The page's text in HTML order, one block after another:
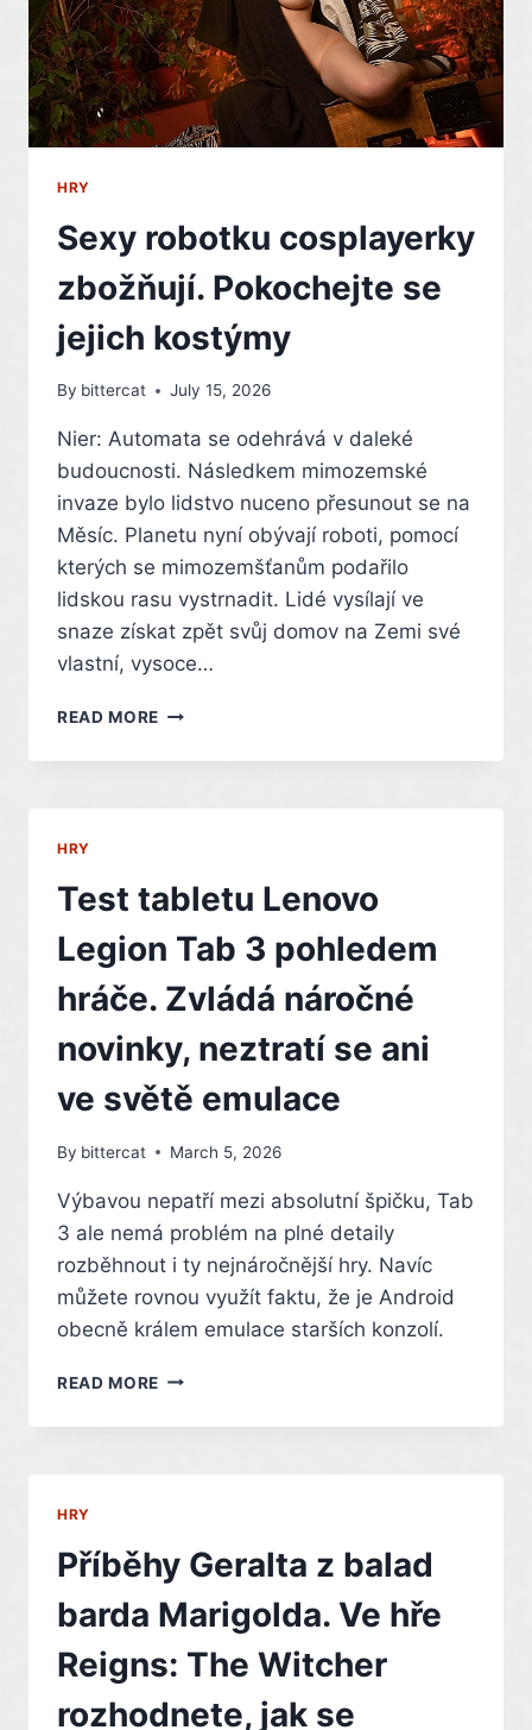
HRY
Sexy robotku cosplayerky
zbožňují. Pokochejte se
jejich kostýmy
By bittercat July 15, 2026
Nier: Automata se odehrává v daleké
budoucnosti. Následkem mimozemské
invaze bylo lidstvo nuceno přesunout se na
Měsíc. Planetu nyní obývají roboti, pomocí
kterých se mimozemšťanům podařilo
lidskou rasu vystrnadit. Lidé vysílají ve
snaze získat zpět svůj domov na Zemi své
vlastní, vysoce…
READ MORE SEXY
COSPLAYERKY
KOSTÝMY
HRY
Test tabletu Lenovo
Legion Tab 3 pohledem
hráče. Zvládá náročné
novinky, neztratí se ani
ve světě emulace
By bittercat March 5, 2026
Výbavou nepatří mezi absolutní špičku, Tab
3 ale nemá problém na plné detaily
rozběhnout i ty nejnáročnější hry. Navíc
můžete rovnou využít faktu, že je Android
obecně králem emulace starších konzolí.
READ MORE TEST
LENOVO
HRÁČE.
ZVLÁDÁ
NÁROČNÉ
NOVINKY,
NEZTRATÍ
SE
ANI
VE
HRY
Příběhy Geralta z balad
barda Marigolda. Ve hře
Reigns: The Witcher
rozhodnete, jak se